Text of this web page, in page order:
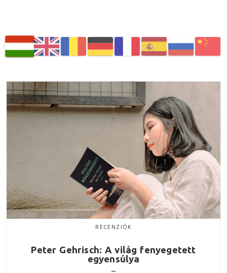
RECENZIÓK
Peter Gehrisch: A világ fenyegetett
egyensúlya